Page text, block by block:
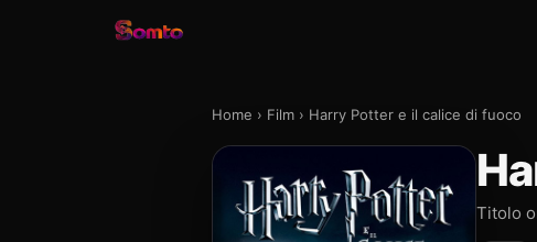
Home › Film › Harry Potter e il calice di fuoco
Titolo